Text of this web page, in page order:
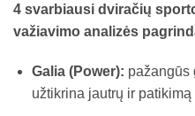
4 svarbiausi dviračių
važiavimo analizės
Galia (Power): pažangūs
užtikrina jautrų ir